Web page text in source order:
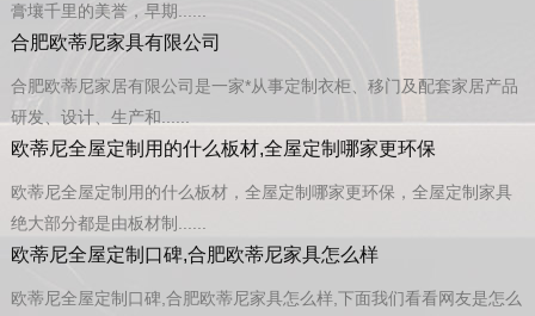
膏壤千里的美誉，早期......
合肥欧蒂尼家具有限公司
合肥欧蒂尼家居有限公司是一家*从事定制衣柜、移门及配套家居产品
研发、设计、生产和......
欧蒂尼全屋定制用的什么板材,全屋定制哪家更环保
欧蒂尼全屋定制用的什么板材，全屋定制哪家更环保，全屋定制家具
绝大部分都是由板材制......
欧蒂尼全屋定制口碑,合肥欧蒂尼家具怎么样
欧蒂尼全屋定制口碑,合肥欧蒂尼家具怎么样,下面我们看看网友是怎么